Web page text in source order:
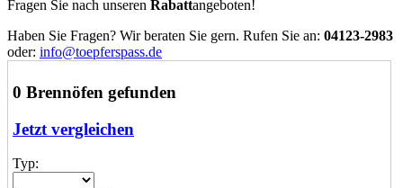
Fragen Sie nach unseren Rabattangeboten!
Haben Sie Fragen? Wir beraten Sie gern. Rufen Sie an: 04123-2983
oder: info@toepferspass.de
0 Brennöfen gefunden
Jetzt vergleichen
Typ: